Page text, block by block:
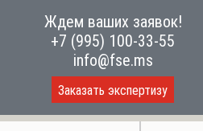
Ждем ваших заявок!
+7 (995) 100-33-55
info@fse.ms
Заказать экспертизу